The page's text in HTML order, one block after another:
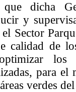
que dicha
y
Sector
calidad de
los
para el
verdes